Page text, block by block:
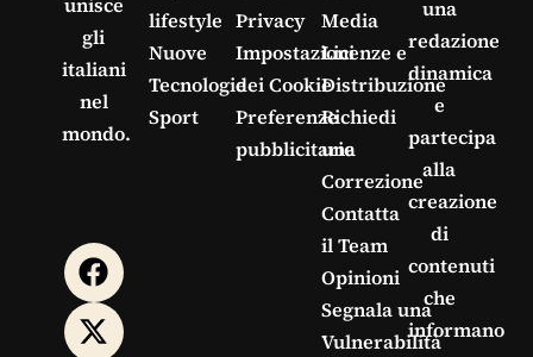
gli
italiani
nel
mondo.
lifestyle
Nuove
Tecnologie
Sport
Privacy
Impostazioni
dei Cookie
Preferenze
pubblicitarie
Media
Licenze e
Distribuzione
Richiedi
una
Correzione
Contatta
il Team
Opinioni
Segnala una
Vulnerabilità
una
redazione
dinamica
e
partecipa
alla
creazione
di
contenuti
che
informano